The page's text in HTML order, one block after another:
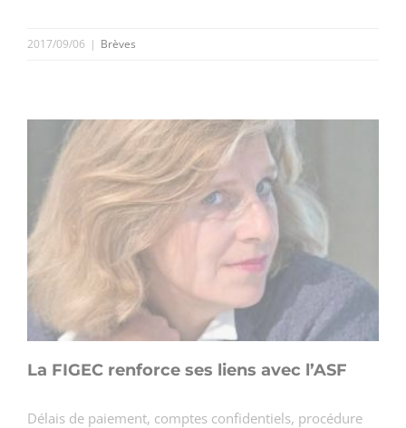
2017/09/06 | Brèves
La FIGEC renforce ses liens avec l’ASF
Délais de paiement, comptes confidentiels, procédure